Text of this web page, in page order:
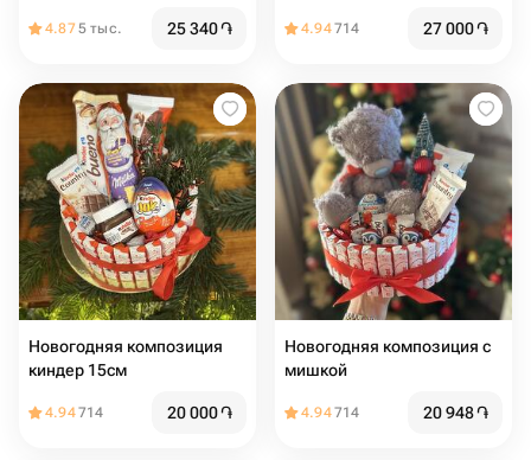
4.875 тыс. 25 340֏ 4.94714 27 000֏
Новогодняя композиция
киндер 15см
4.94714 20 000֏
Новогодняя композиция с
мишкой
4.94714 20 948֏